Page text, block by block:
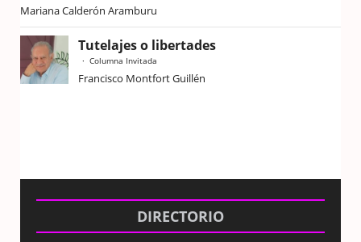
Mariana Calderón Aramburu
Tutelajes o libertades
Columna Invitada
Francisco Montfort Guillén
DIRECTORIO